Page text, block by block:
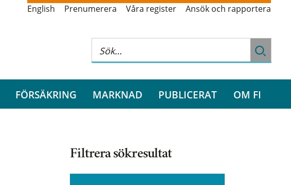
English Prenumerera Våra register Ansök och rapportera
FÖRSÄKRING MARKNAD PUBLICERAT OM FI
Filtrera sökresultat